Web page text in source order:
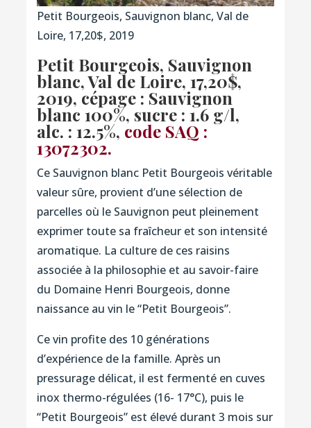
Petit Bourgeois, Sauvignon blanc, Val de
Loire, 17,20$, 2019
Petit Bourgeois, Sauvignon
blanc, Val de Loire, 17,20$,
2019, cépage : Sauvignon
blanc 100%, sucre : 1.6 g/l,
alc. : 12.5%, code SAQ :
13072302.
Ce Sauvignon blanc Petit Bourgeois véritable
valeur sûre, provient d’une sélection de
parcelles où le Sauvignon peut pleinement
exprimer toute sa fraîcheur et son intensité
aromatique. La culture de ces raisins
associée à la philosophie et au savoir-faire
du Domaine Henri Bourgeois, donne
naissance au vin le “Petit Bourgeois”.
Ce vin profite des 10 générations
d’expérience de la famille. Après un
pressurage délicat, il est fermenté en cuves
inox thermo-régulées (16- 17°C), puis le
“Petit Bourgeois” est élevé durant 3 mois sur